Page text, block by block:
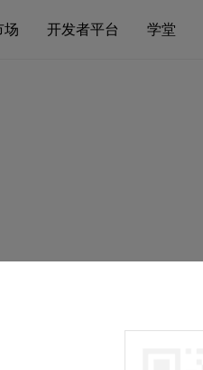
场 开发者平台 学堂